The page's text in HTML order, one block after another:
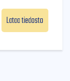
Lataa tiedosto